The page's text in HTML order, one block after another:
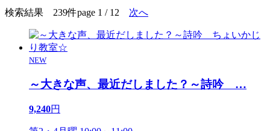
検索結果 239件page 1 / 12 次へ
NEW
～大きな声、最近だしました？～詩吟 …
9,240円